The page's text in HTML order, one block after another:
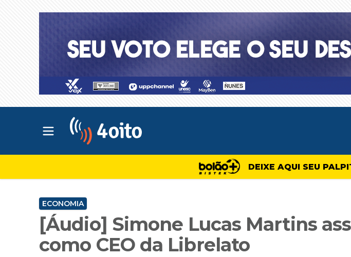
Abrir menu principal
DEIXE AQUI SEU
ECONOMIA
[Áudio] Simone Lucas Martins
como CEO da Librelato